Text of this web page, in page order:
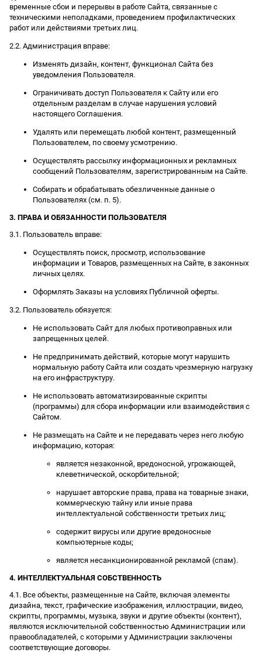
временные сбои и перерывы в работе Сайта, связанные с
техническими неполадками, проведением профилактических
работ или действиями третьих лиц.
2.2. Администрация вправе:
Изменять дизайн, контент, функционал Сайта без
уведомления Пользователя.
Ограничивать доступ Пользователя к Сайту или его
отдельным разделам в случае нарушения условий
настоящего Соглашения.
Удалять или перемещать любой контент, размещенный
Пользователем, по своему усмотрению.
Осуществлять рассылку информационных и рекламных
сообщений Пользователям, зарегистрированным на Сайте.
Собирать и обрабатывать обезличенные данные о
Пользователях (см. п. 5).
3. ПРАВА И ОБЯЗАННОСТИ ПОЛЬЗОВАТЕЛЯ
3.1. Пользователь вправе:
Осуществлять поиск, просмотр, использование
информации и Товаров, размещенных на Сайте, в законных
личных целях.
Оформлять Заказы на условиях Публичной оферты.
3.2. Пользователь обязуется:
Не использовать Сайт для любых противоправных или
запрещенных целей.
Не предпринимать действий, которые могут нарушить
нормальную работу Сайта или создать чрезмерную нагрузку
на его инфраструктуру.
Не использовать автоматизированные скрипты
(программы) для сбора информации или взаимодействия с
Сайтом.
Не размещать на Сайте и не передавать через него любую
информацию, которая:
является незаконной, вредоносной, угрожающей,
клеветнической, оскорбительной;
нарушает авторские права, права на товарные знаки,
коммерческую тайну или иные права
интеллектуальной собственности третьих лиц;
содержит вирусы или другие вредоносные
компьютерные коды;
является несанкционированной рекламой (спам).
4. ИНТЕЛЛЕКТУАЛЬНАЯ СОБСТВЕННОСТЬ
4.1. Все объекты, размещенные на Сайте, включая элементы
дизайна, текст, графические изображения, иллюстрации, видео,
скрипты, программы, музыка, звуки и другие объекты (контент),
являются исключительной собственностью Администрации или
правообладателей, с которыми у Администрации заключены
соответствующие договоры.